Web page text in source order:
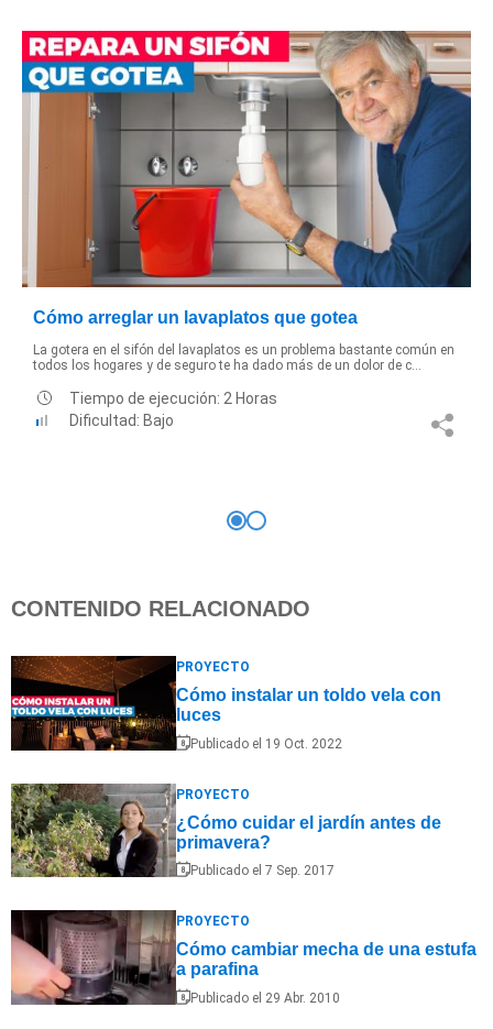
Cómo arreglar un lavaplatos que gotea
La gotera en el sifón del lavaplatos es un problema bastante común en
todos los hogares y de seguro te ha dado más de un dolor de c...
Tiempo de ejecución: 2 Horas
Dificultad: Bajo
CONTENIDO RELACIONADO
PROYECTO
Cómo instalar un toldo vela con
luces
Publicado el 19 Oct. 2022
PROYECTO
¿Cómo cuidar el jardín antes de
primavera?
Publicado el 7 Sep. 2017
PROYECTO
Cómo cambiar mecha de una estufa
a parafina
Publicado el 29 Abr. 2010